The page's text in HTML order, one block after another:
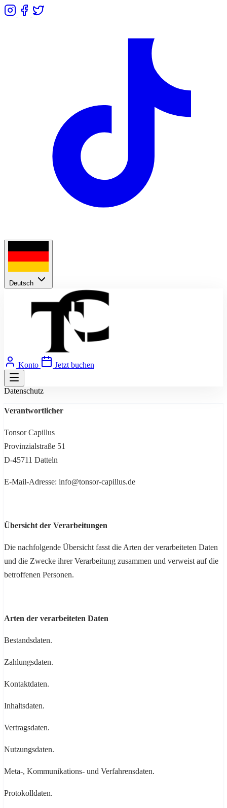
Deutsch
Konto Jetzt buchen
Datenschutz
Verantwortlicher
Tonsor Capillus
Provinzialstraße 51
D-45711 Datteln
E-Mail-Adresse: info@tonsor-capillus.de
Übersicht der Verarbeitungen
Die nachfolgende Übersicht fasst die Arten der verarbeiteten Daten
und die Zwecke ihrer Verarbeitung zusammen und verweist auf die
betroffenen Personen.
Arten der verarbeiteten Daten
Bestandsdaten.
Zahlungsdaten.
Kontaktdaten.
Inhaltsdaten.
Vertragsdaten.
Nutzungsdaten.
Meta-, Kommunikations- und Verfahrensdaten.
Protokolldaten.